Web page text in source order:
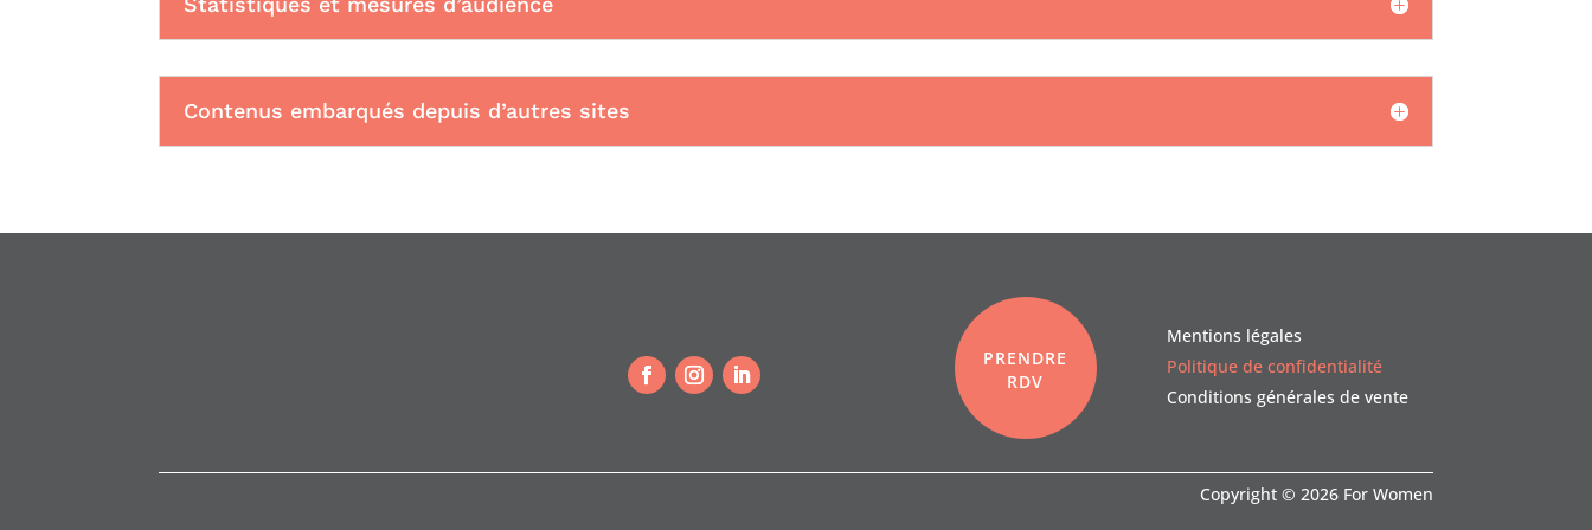
Contenus embarqués depuis d’autres sites
PRENDRE
RDV
Mentions légales
Politique de confidentialité
Conditions générales de vente
Copyright © 2026 For Women